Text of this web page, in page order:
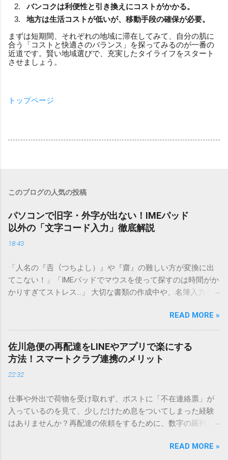
バンコクは利便性と引き換えにコストがかかる。
地方は生活コストが低いが、移動手段の確保が必要。
まずは短期間、それぞれの地域に滞在してみて、自分の肌に
合う「コストと快適さのバランス」を探ってみるのが一番の
近道です。賢い地域選びで、充実したタイライフをスタート
させましょう。
トップページ
このブログの人気の投稿
パソコンで旧字・外字が出ない！IMEパッド
以外の「文字コード入力」徹底解説
18:43
「人名の『𠮷（つちよし）』や『齋』の難しい方が変換に出
てこない！」「IMEパッドでマウスを使って探すのは時間がか
かりすぎてストレス…」 大切な書類の作成中や、名簿入力を
てしまいますよね。多くの人が「IMEパッド（手書き入力）」
を使いますが、実はマウスで一画ずつ書くのは非効率です
し、似た漢字が多すぎて結局見つからないことも少なくあり
ません。 そこで今回は、IMEパッドを使わずに、特定のコー
ドを打ち込むだけで一瞬で旧字や外字、特殊記号を呼び出す
「文字コード入力」のテクニックを詳しく解説します。 この
必要はありません。 1. なぜ「変換」しても旧字・外字が出て
こないのか？ そもそも、なぜ普通の変換で出てこない漢字が
あるのでしょうか。その理由は、パソコンが文字を認識する
は、JIS規格（日本産業規格）によって「第1水準」「第2水
READ MORE »
佐川急便の再配達をLINEやアプリで楽にする
方法！スマートクラブ連携のメリット
22:32
仕事や外出で荷物を受け取れず、ポストに「不在連絡票」が
入っているのを見て、少しだけため息をついてしまった経験
はありませんか？再配達の依頼をするために、数字の羅列を
ことに申し訳なさを感じたりすることもあるかもしれませ
READ MORE »